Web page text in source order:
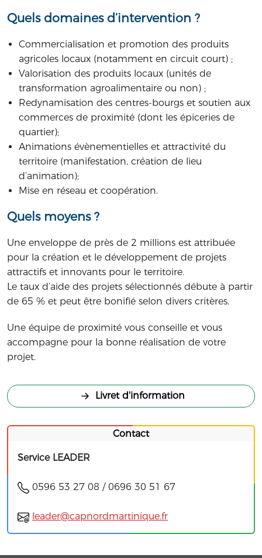
Quels domaines d’intervention ?
Commercialisation et promotion des produits
agricoles locaux (notamment en circuit court) ;
Valorisation des produits locaux (unités de
transformation agroalimentaire ou non) ;
Redynamisation des centres-bourgs et soutien aux
commerces de proximité (dont les épiceries de
quartier);
Animations évènementielles et attractivité du
territoire (manifestation, création de lieu
d’animation);
Mise en réseau et coopération.
Quels moyens ?
Une enveloppe de près de 2 millions est attribuée
pour la création et le développement de projets
attractifs et innovants pour le territoire.
Le taux d’aide des projets sélectionnés débute à partir
de 65 % et peut être bonifié selon divers critères.
Une équipe de proximité vous conseille et vous
accompagne pour la bonne réalisation de votre
projet.
Livret d'information
Contact
Service LEADER
0596 53 27 08 / 0696 30 51 67
leader@capnordmartinique.fr